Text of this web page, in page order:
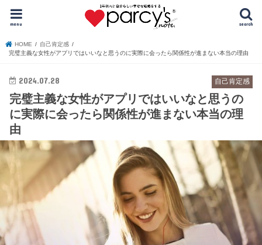
search
menu
HOME
自己肯定感
完璧主義な女性がアプリではいいなと思うのに実際に会ったら関係性が進まない本当の理由
自己肯定感
2024.07.28
完璧主義な女性がアプリではいいなと思うの
に実際に会ったら関係性が進まない本当の理
由